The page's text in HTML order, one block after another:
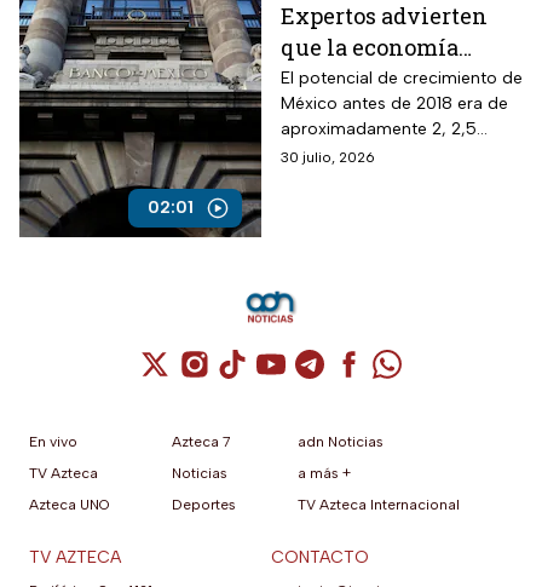
02:01
Expertos advierten
que la economía
mexicana esta al
borde del colapso
El potencial de crecimiento de
México antes de 2018 era de
aproximadamente 2, 2,5
puntos del PIB y ahora por la
30 julio, 2026
Cuenta de X / Twitter (se abre en una
Cuenta de Instagram (se abre en una
Cuenta de TikTok (se abre en
Cuenta de YouTube (se abre
Cuenta de Telegram (se
Cuenta de
Cuenta de
En vivo
TV Azteca
Azteca UNO
Azteca 7
Noticias
Deportes
adn Noticias
a más +
TV Azteca Internacional
TV AZTECA CONTACTO